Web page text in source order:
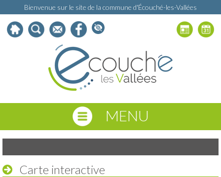
Bienvenue sur le site de la commune d'Écouché-les-Vallées
MENU
Carte interactive